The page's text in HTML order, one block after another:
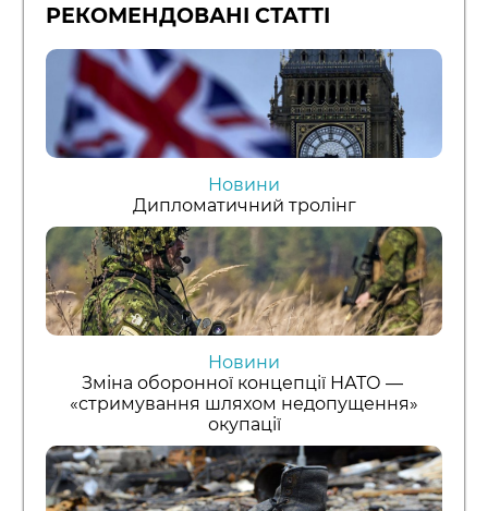
РЕКОМЕНДОВАНІ СТАТТІ
Новини
Дипломатичний тролінг
Новини
Зміна оборонної концепції НАТО —
«стримування шляхом недопущення»
окупації